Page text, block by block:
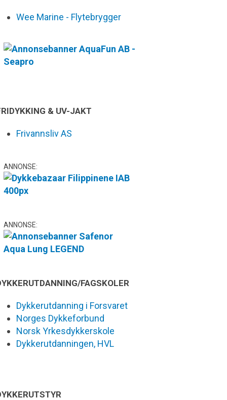
Wee Marine - Flytebrygger
& UV-JAKT
Frivannsliv AS
ANNONSE:
ANNONSE:
FAGSKOLER
Dykkerutdanning i Forsvaret
Norges Dykkeforbund
Norsk Yrkesdykkerskole
Dykkerutdanningen, HVL